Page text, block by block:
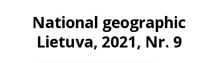
Leidiniai
ELVIS atvyksta
National geographic
Lietuva, 2021, Nr. 9